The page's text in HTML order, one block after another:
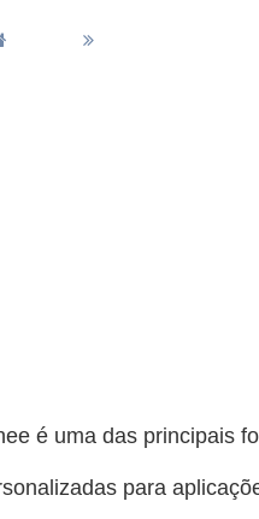
é uma das principais
para